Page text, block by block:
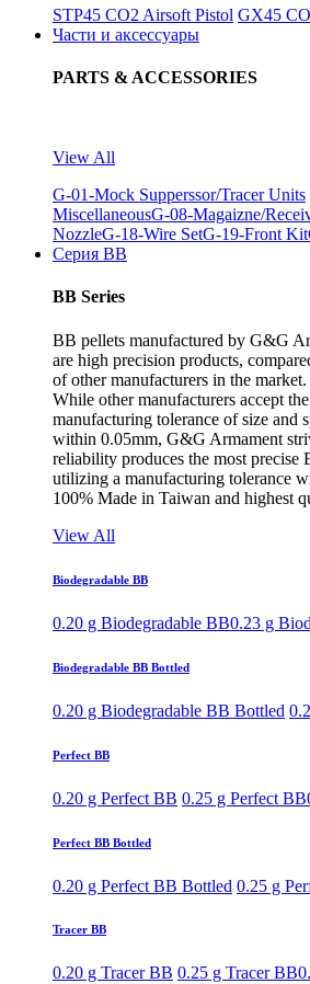
STP45 CO2 Airsoft Pistol GX45
Части и аксессуары
PARTS & ACCESSORIES
View All
G-01-Mock Supperssor/Tracer Units
MiscellaneousG-08-Magaizne/
NozzleG-18-Wire SetG-19-Front Kit
Серия BB
BB Series
BB pellets manufactured by G&G
are high precision products,
of other manufacturers in the market.
While other manufacturers accept
manufacturing tolerance of size and
within 0.05mm, G&G Armament
reliability produces the most precise
utilizing a manufacturing tolerance
100% Made in Taiwan and highest
View All
Biodegradable BB
0.20 g Biodegradable BB0.23 g
Biodegradable BB Bottled
0.20 g Biodegradable BB Bottled
Perfect BB
0.20 g Perfect BB 0.25 g Perfect BB
Perfect BB Bottled
0.20 g Perfect BB Bottled 0.25 g
Tracer BB
0.20 g Tracer BB 0.25 g Tracer BB